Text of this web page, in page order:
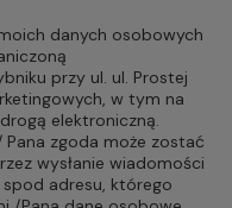
danych osobowych
przy ul. ul. Prostej
w tym na
elektroniczną.
Pana zgoda może zostać
wysłanie wiadomości
spod adresu, którego